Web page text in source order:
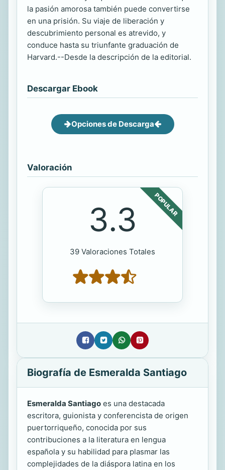
la pasión amorosa también puede convertirse
en una prisión. Su viaje de liberación y
descubrimiento personal es atrevido, y
conduce hasta su triunfante graduación de
Harvard.--Desde la descripción de la editorial.
Descargar Ebook
Opciones de Descarga
Valoración
POPULAR
3.3
39 Valoraciones Totales
Biografía de Esmeralda Santiago
Esmeralda Santiago es una destacada
escritora, guionista y conferencista de origen
puertorriqueño, conocida por sus
contribuciones a la literatura en lengua
española y su habilidad para plasmar las
complejidades de la diáspora latina en los